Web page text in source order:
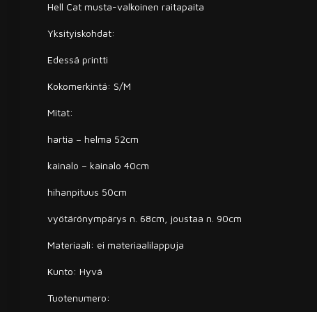
Hell Cat musta-valkoinen raitapaita
Yksityiskohdat:
Edessä printti
Kokomerkintä: S/M
Mitat:
hartia – helma 52cm
kainalo – kainalo 40cm
hihanpituus 50cm
vyötärönympärys n. 68cm, joustaa n. 90cm
Materiaali: ei materiaalilappuja
Kunto: Hyvä
Tuotenumero: